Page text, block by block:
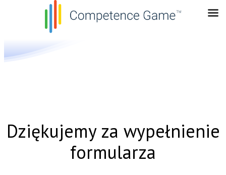
Dziękujemy za wypełnienie
formularza